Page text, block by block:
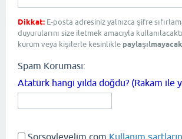
Dikkat: E-posta adresiniz yalnızca şifre
duyurularını size iletmek amacıyla
kurum veya kişilerle kesinlikle
Spam Koruması:
Atatürk hangi yılda doğdu? (Rakam ile
Sorsoyleyelim.com Kullanım